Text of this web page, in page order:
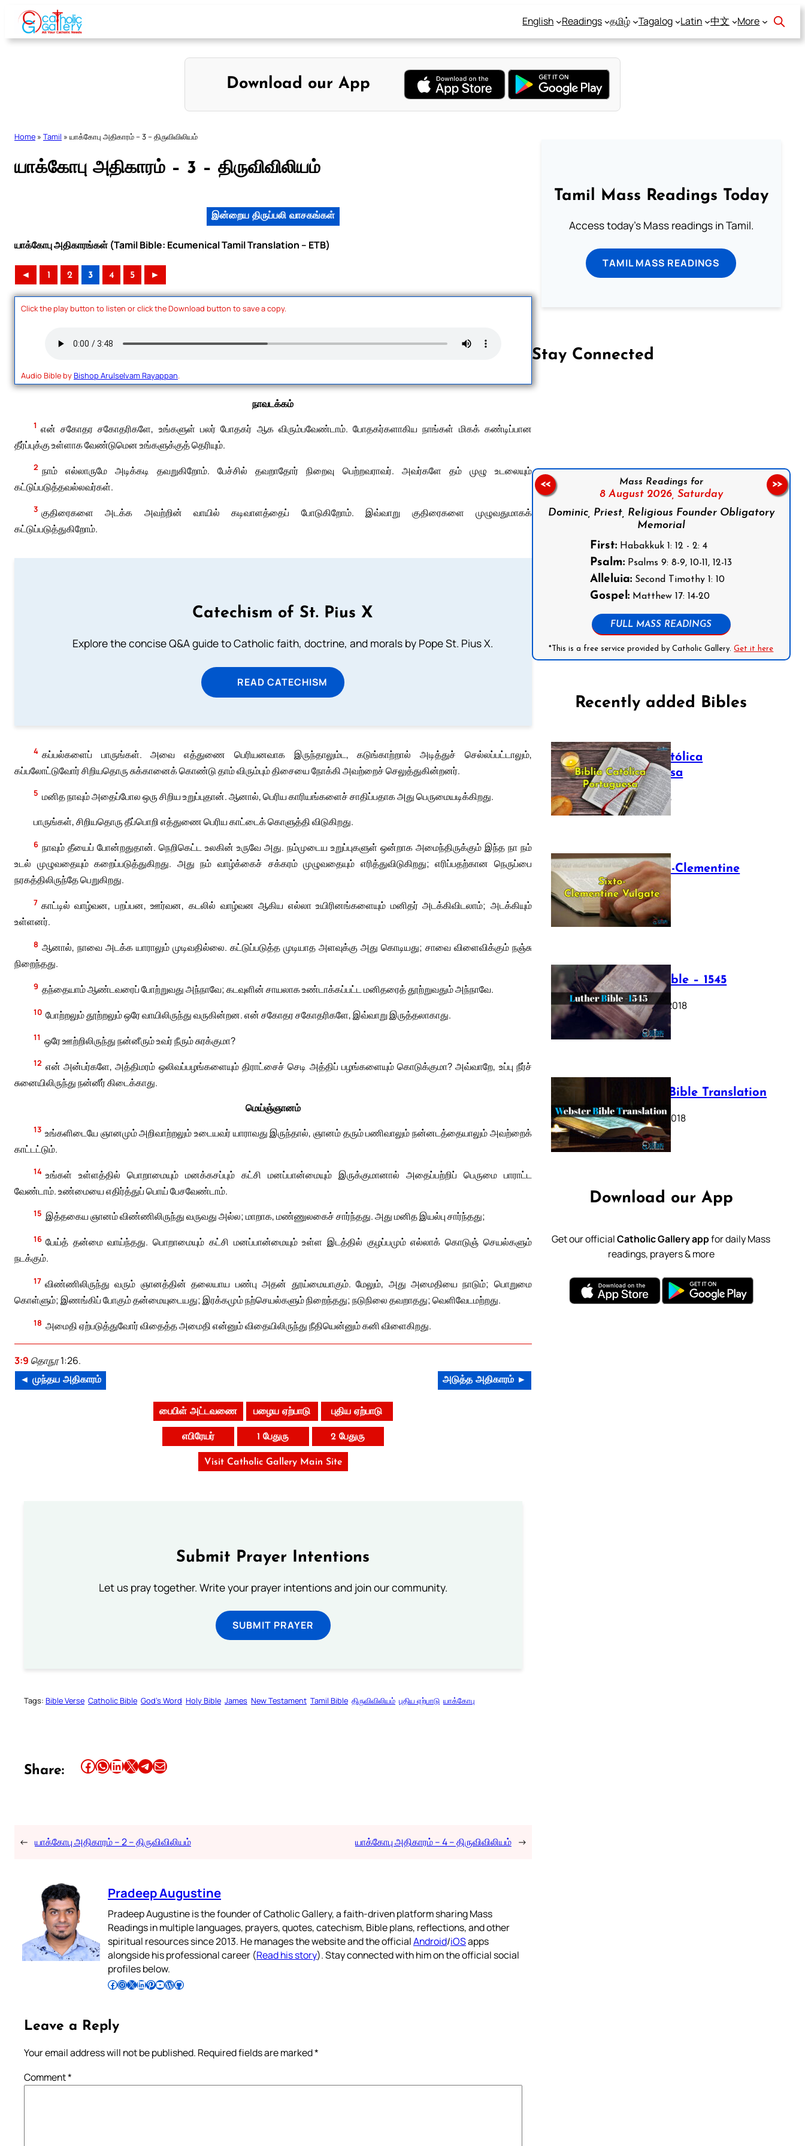
Skip
content
English Readings தமிழ் Tagalog Latin 中文 More
Download our App
Home » Tamil » யாக்கோபு அதிகாரம் – 3 – திருவிவிலியம்
யாக்கோபு அதிகாரம் – 3 – திருவிவிலியம்
இன்றைய திருப்பலி வாசகங்கள்
யாக்கோபு அதிகாரங்கள் (Tamil Bible: Ecumenical Tamil Translation – ETB)
◄ 1 2 3 4 5 ►
Click the play button to listen or click the Download button to save a copy.
Audio Bible byBishop Arulselvam Rayappan.
நாவடக்கம்
1 என் சகோதர சகோதரிகளே, உங்களுள் பலர் போதகர் ஆக விரும்பவேண்டாம். போதகர்களாகிய நாங்கள் மிகக் கண்டிப்பான
தீர்ப்புக்கு உள்ளாக வேண்டுமென உங்களுக்குத் தெரியும்.
2 நாம் எல்லாருமே அடிக்கடி தவறுகிறோம். பேச்சில் தவறாதோர் நிறைவு பெற்றவராவர். அவர்களே தம் முழு உடலையும்
கட்டுப்படுத்தவல்லவர்கள்.
3 குதிரைகளை அடக்க அவற்றின் வாயில் கடிவாளத்தைப் போடுகிறோம். இவ்வாறு குதிரைகளை முழுவதுமாகக்
கட்டுப்படுத்துகிறோம்.
Catechism of St. Pius X
Explore the concise Q&A guide to Catholic faith, doctrine, and morals by Pope St. Pius X.
READ CATECHISM
4 கப்பல்களைப் பாருங்கள். அவை எத்துணை பெரியனவாக இருந்தாலும்ட, கடுங்காற்றால் அடித்துச் செல்லப்பட்டாலும்,
கப்பலோட்டுவோர் சிறியதொரு சுக்கானைக் கொண்டு தாம் விரும்பும் திசையை நோக்கி அவற்றைச் செலுத்துகின்றனர்.
5 மனித நாவும் அதைப்போல ஒரு சிறிய உறுப்புதான். ஆனால், பெரிய காரியங்களைச் சாதிப்பதாக அது பெருமையடிக்கிறது.
பாருங்கள், சிறியதொரு தீப்பொறி எத்துணை பெரிய காட்டைக் கொளுத்தி விடுகிறது.
6 நாவும் தீயைப் போன்றதுதான். நெறிகெட்ட உலகின் உருவே அது. நம்முடைய உறுப்புகளுள் ஒன்றாக அமைந்திருக்கும் இந்த நா நம்
உடல் முழுவதையும் கறைப்படுத்துகிறது. அது நம் வாழ்க்கைச் சக்கரம் முழுவதையும் எரித்துவிடுகிறது; எரிப்பதற்கான நெருப்பை
நரகத்திலிருந்தே பெறுகிறது.
7 காட்டில் வாழ்வன, பறப்பன, ஊர்வன, கடலில் வாழ்வன ஆகிய எல்லா உயிரினங்களையும் மனிதர் அடக்கிவிடலாம்; அடக்கியும்
உள்ளனர்.
8 ஆனால், நாவை அடக்க யாராலும் முடிவதில்லை. கட்டுப்படுத்த முடியாத அளவுக்கு அது கொடியது; சாவை விளைவிக்கும் நஞ்சு
நிறைந்தது.
9 தந்தையாம் ஆண்டவரைப் போற்றுவது அந்நாவே; கடவுளின் சாயலாக உண்டாக்கப்பட்ட மனிதரைத் தூற்றுவதும் அந்நாவே.
10 போற்றலும் தூற்றலும் ஒரே வாயிலிருந்து வருகின்றன. என் சகோதர சகோதரிகளே, இவ்வாறு இருத்தலாகாது.
11 ஒரே ஊற்றிலிருந்து நன்னீரும் உவர் நீரும் சுரக்குமா?
12 என் அன்பர்களே, அத்திமரம் ஒலிவப்பழங்களையும் திராட்சைச் செடி அத்திப் பழங்களையும் கொடுக்குமா? அவ்வாறே, உப்பு நீர்ச்
சுனையிலிருந்து நன்னீர் கிடைக்காது.
மெய்ஞ்ஞானம்
13 உங்களிடையே ஞானமும் அறிவாற்றலும் உடையவர் யாராவது இருந்தால், ஞானம் தரும் பணிவாலும் நன்னடத்தையாலும் அவற்றைக்
காட்டட்டும்.
14 உங்கள் உள்ளத்தில் பொறாமையும் மனக்கசப்பும் கட்சி மனப்பான்மையும் இருக்குமானால் அதைப்பற்றிப் பெருமை பாராட்ட
வேண்டாம். உண்மையை எதிர்த்துப் பொய் பேசவேண்டாம்.
15 இத்தகைய ஞானம் விண்ணிலிருந்து வருவது அல்ல; மாறாக, மண்ணுலகைச் சார்ந்தது. அது மனித இயல்பு சார்ந்தது;
16 பேய்த் தன்மை வாய்ந்தது. பொறாமையும் கட்சி மனப்பான்மையும் உள்ள இடத்தில் குழப்பமும் எல்லாக் கொடுஞ் செயல்களும்
நடக்கும்.
17 விண்ணிலிருந்து வரும் ஞானத்தின் தலையாய பண்பு அதன் தூய்மையாகும். மேலும், அது அமைதியை நாடும்; பொறுமை
கொள்ளும்; இணங்கிப் போகும் தன்மையுடையது; இரக்கமும் நற்செயல்களும் நிறைந்தது; நடுநிலை தவறாதது; வெளிவேடமற்றது.
18 அமைதி ஏற்படுத்துவோர் விதைத்த அமைதி என்னும் விதையிலிருந்து நீதியென்னும் கனி விளைகிறது.
3:9 தொநூ 1:26.
◄ முந்தய அதிகாரம் அடுத்த அதிகாரம் ►
பைபிள் அட்டவணை பழைய ஏற்பாடு புதிய ஏற்பாடு
எபிரேயர் 1 பேதுரு 2 பேதுரு
Visit Catholic Gallery Main Site
Submit Prayer Intentions
Let us pray together. Write your prayer intentions and join our community.
SUBMIT PRAYER
Tags: Bible Verse Catholic Bible God’s Word Holy Bible James New Testament Tamil Bible திருவிவிலியம் புதிய ஏற்பாடு யாக்கோபு
Share: Share this article on Facebook Share this article on WhatsApp Share this article on LinkedIn Share this article on X Share this article on TelegramEmail this Article
← யாக்கோபு அதிகாரம் – 2 – திருவிவிலியம் யாக்கோபு அதிகாரம் – 4 – திருவிவிலியம் →
Pradeep Augustine
Pradeep Augustine is the founder of Catholic Gallery, a faith-driven platform sharing Mass
Readings in multiple languages, prayers, quotes, catechism, Bible plans, reflections, and other
spiritual resources since 2013. He manages the website and the officialAndroid/iOSapps
alongside his professional career (Read his story). Stay connected with him on the official social
profiles below.
Follow Pradeep on Facebook Follow Pradeep on InstagramFollow Pradeep on X Follow Pradeep on LinkedIn Follow Pradeep on Pinterest Subscribe to Pradeep’s Youtube Channel Follow Pradeep on WordPress Follow Pradeep on GitHub
Leave a Reply
Your email address will not be published. Required fields are marked*
Comment*
Tamil Mass Readings Today
Access today's Mass readings in Tamil.
TAMIL MASS READINGS
Stay Connected
Mass Readings for
8 August 2026, Saturday
Dominic, Priest, Religious Founder Obligatory
Memorial
First: Habakkuk 1: 12 - 2: 4
Psalm: Psalms 9: 8-9, 10-11, 12-13
Alleluia: Second Timothy 1: 10
Gospel: Matthew 17: 14-20
FULL MASS READINGS
*This is a free service provided by Catholic Gallery.Get it here
<< >>
Recently added Bibles
Bíblia Católica
Portuguesa
July 16, 2025
The Sixto-Clementine
Vulgate
July 12, 2025
Luther Bible – 1545
October 17, 2018
Webster Bible Translation
October 11, 2018
Download our App
Get our officialCatholic Gallery appfor daily Mass
readings, prayers & more